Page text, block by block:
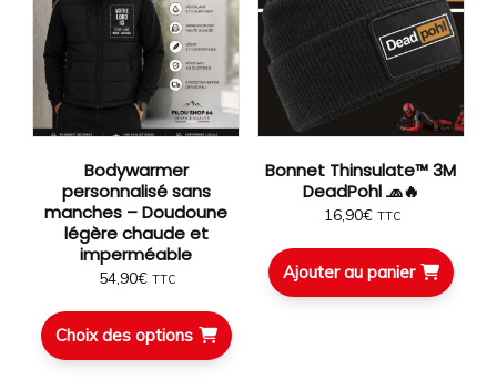
Bodywarmer
personnalisé sans
manches – Doudoune
légère chaude et
imperméable
54,90€ TTC
Choix des options
Bonnet Thinsulate™ 3M
DeadPohl 🧢🔥
16,90€ TTC
Ajouter au panier